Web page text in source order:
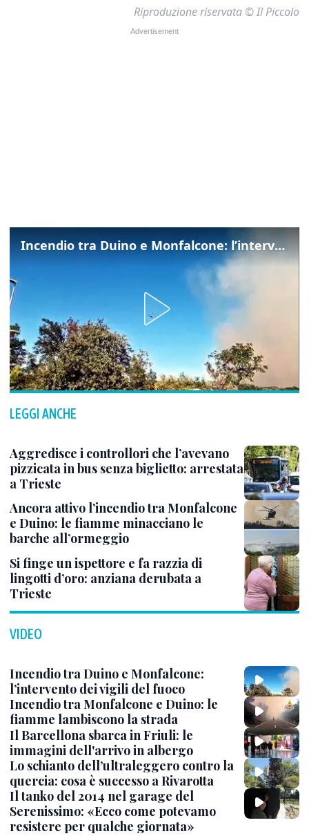
Riproduzione riservata © Il Piccolo
Incendio tra Duino e Monfalcone: l’intervento dei vigili del fuoco
LEGGI ANCHE
Aggredisce i controllori che l’avevano
pizzicata in bus senza biglietto: arrestata
a Trieste
Ancora attivo l’incendio tra Monfalcone
e Duino: le fiamme minacciano le
barche all’ormeggio
Si finge un ispettore e fa razzia di
lingotti d’oro: anziana derubata a
Trieste
VIDEO
Incendio tra Duino e Monfalcone:
l’intervento dei vigili del fuoco
Incendio tra Monfalcone e Duino: le
fiamme lambiscono la strada
Il Barcellona sbarca in Friuli: le
immagini dell'arrivo in albergo
Lo schianto dell’ultraleggero contro la
quercia: cosa è successo a Rivarotta
Il tanko del 2014 nel garage del
Serenissimo: «Ecco come potevamo
resistere per qualche giornata»